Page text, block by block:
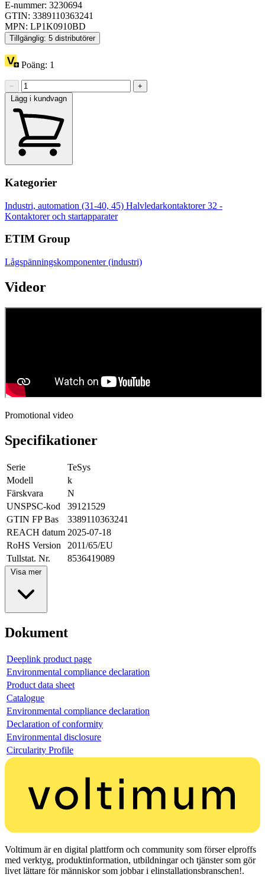
E-nummer: 3230694
GTIN: 3389110363241
MPN: LP1K0910BD
Tillgänglig: 5 distributörer
Poäng: 1
−
+
Lägg i kundvagn
Kategorier
Industri, automation (31-40, 45) Halvledarkontaktorer32 -
Kontaktorer och startapparater
ETIM Group
Lågspänningskomponenter (industri)
Videor
Promotional video
Specifikationer
Serie
TeSys
Modell
k
Färskvara
N
UNSPSC-kod
39121529
GTIN FP Bas
3389110363241
REACH datum 2025-07-18
RoHS Version
2011/65/EU
Tullstat. Nr.
8536419089
Visa mer
Dokument
Deeplink product page
Environmental compliance declaration
Product data sheet
Catalogue
Environmental compliance declaration
Declaration of conformity
Environmental disclosure
Circularity Profile
Voltimum är en digital plattform och community som förser elproffs
med verktyg, produktinformation, utbildningar och tjänster som gör
livet lättare för människor som jobbar i elinstallationsbranschen!.